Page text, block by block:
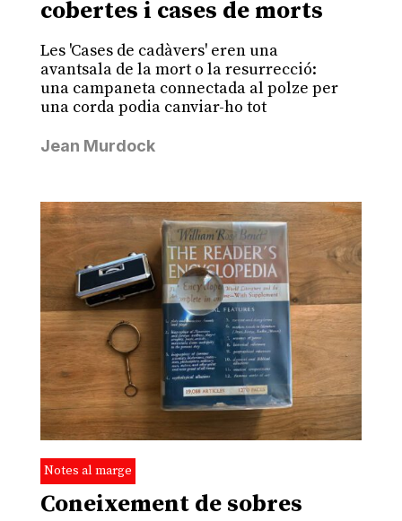
cobertes i cases de morts
Les 'Cases de cadàvers' eren una
avantsala de la mort o la resurrecció:
una campaneta connectada al polze per
una corda podia canviar-ho tot
Jean Murdock
Notes al marge
Coneixement de sobres